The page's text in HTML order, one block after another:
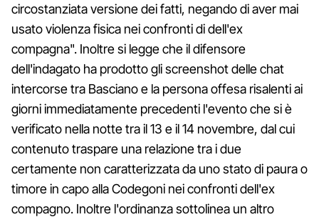
circostanziata versione dei fatti, negando di aver mai
usato violenza fisica nei confronti di dell'ex
compagna". Inoltre si legge che il difensore
dell'indagato ha prodotto gli screenshot delle chat
intercorse tra Basciano e la persona offesa risalenti ai
giorni immediatamente precedenti l'evento che si è
verificato nella notte tra il 13 e il 14 novembre, dal cui
contenuto traspare una relazione tra i due
certamente non caratterizzata da uno stato di paura o
timore in capo alla Codegoni nei confronti dell'ex
compagno. Inoltre l'ordinanza sottolinea un altro